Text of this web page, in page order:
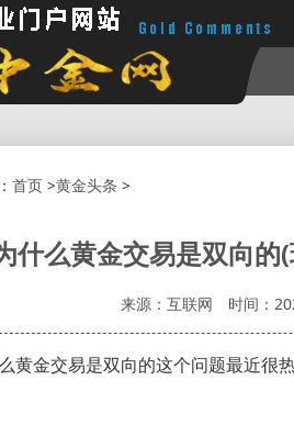
首页>黄金头条 >
什么黄金交易是双向
来源：互联网 时间：
黄金交易是双向的这个问题最近很